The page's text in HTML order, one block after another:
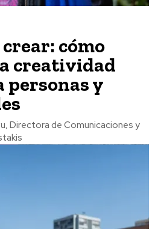
cómo
creatividad
y
Directora de Comunicaciones y